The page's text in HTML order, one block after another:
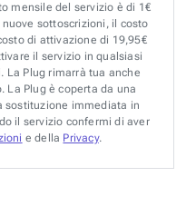
mensile del servizio è di 1€
sottoscrizioni, il costo
di attivazione di 19,95€
il servizio in qualsiasi
La Plug rimarrà tua anche
La Plug è coperta da una
sostituzione immediata in
il servizio confermi di aver
e della Privacy.